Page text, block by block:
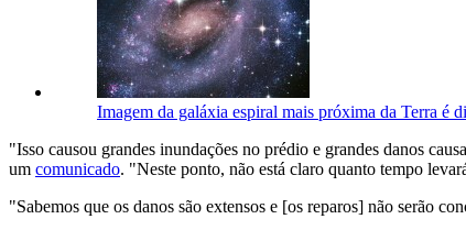
Imagem da galáxia espiral mais próxima da Terra é
"Isso causou grandes inundações no prédio e grandes danos
um comunicado. "Neste ponto, não está claro quanto tempo
"Sabemos que os danos são extensos e [os reparos] não serão